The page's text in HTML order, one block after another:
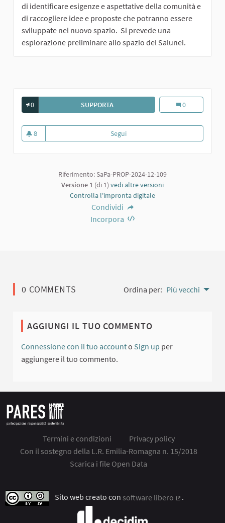
di identificare esigenze e aspettative della comunità e
di raccogliere idee e proposte che potranno essere
sviluppate nel nuovo spazio. Si prevede una
esplorazione preliminare allo spazio del Salunei.
0 SUPPORTACINEMA. Cinema.
0
8
8 sostenitori
Segui
Riferimento: SaPa-PROP-2024-12-109
Versione 1 (di 1) vedi altre versioni
Controlla l'impronta digitale
Condividi
Incorpora
0 COMMENTS Ordina per: Più vecchi
AGGIUNGI IL TUO COMMENTO
Connessione con il tuo accounto Sign up per
aggiungere il tuo commento.
Termini e condizioni
Privacy policy
Con il sostegno della L.R. Emilia-Romagna n. 15/2018
Scarica i file Open Data
Sito web creato con software libero
.